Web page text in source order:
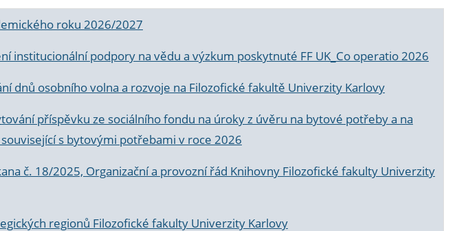
roku 2026/2027
institucionální podpory na vědu a výzkum poskytnuté FF UK_Co operatio 2026
dnů osobního volna a rozvoje na Filozofické fakultě Univerzity Karlovy
příspěvku ze sociálního fondu na úroky z úvěru na bytové potřeby a na
s bytovými potřebami v roce 2026
č. 18/2025, Organizační a provozní řád Knihovny Filozofické fakulty Univerzity
regionů Filozofické fakulty Univerzity Karlovy